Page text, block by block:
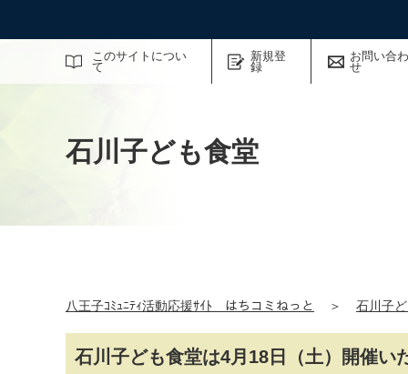
このサイトについ
て
新規登
録
お問い合
せ
サイト内検索
石川子ども食堂
八王子ｺﾐｭﾆﾃｨ活動応援ｻｲﾄ はちコミねっと ＞ 石川子
石川子ども食堂は4月18日（土）開催い